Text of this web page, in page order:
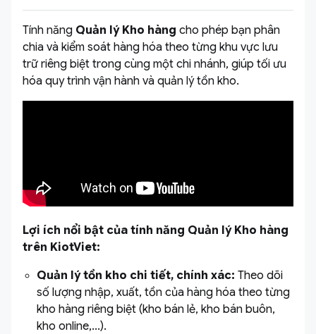
Tính năng Quản lý Kho hàng cho phép bạn phân
chia và kiểm soát hàng hóa theo từng khu vực lưu
trữ riêng biệt trong cùng một chi nhánh, giúp tối ưu
hóa quy trình vận hành và quản lý tồn kho.
Lợi ích nổi bật của tính năng Quản lý Kho hàng
trên KiotViet:
Quản lý tồn kho chi tiết, chính xác: Theo dõi
số lượng nhập, xuất, tồn của hàng hóa theo từng
kho hàng riêng biệt (kho bán lẻ, kho bán buôn,
kho online,...).